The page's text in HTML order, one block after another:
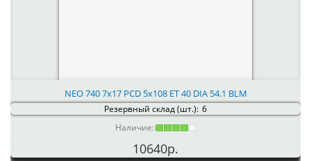
NEO 740 7x17 PCD 5x108 ET 40 DIA 54.1 BLM
Резервный склад (шт.): 6
Наличие:
10640р.